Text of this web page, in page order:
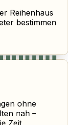
Reihenhaus
bestimmen
ohne
nah –
Zeit.